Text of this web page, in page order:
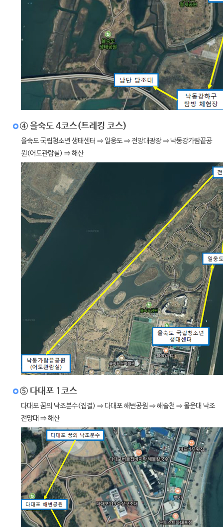
④ 을숙도 4코스(트레킹 코스)
을숙도 국립청소년 생태센터 ⇒ 일웅도 ⇒ 전망대광장 ⇒ 낙동강가람끝공
원(어도관람실) ⇒ 해산
⑤ 다대포 1코스
다대포 꿈의 낙조분수(집결) ⇒ 다대포 해변공원 ⇒ 해솔천 ⇒ 몰운대 낙조
전망대 ⇒ 해산